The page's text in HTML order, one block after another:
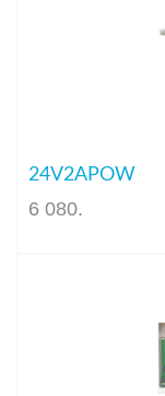
24V2APOW
6 080.